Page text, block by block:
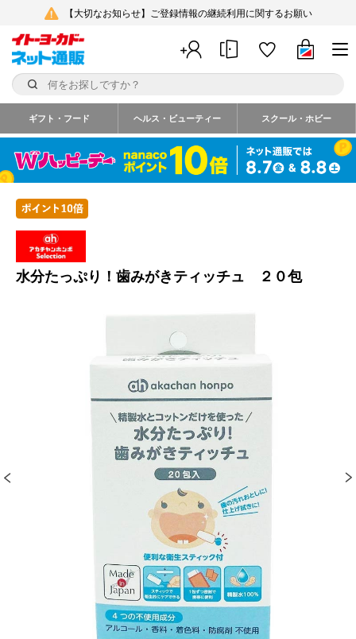
【大切なお知らせ】ご登録情報の継続利用に関するお願い
ギフト・フード ヘルス・ビューティー スクール・ホビー
水分たっぷり！歯みがきティッチュ ２０包